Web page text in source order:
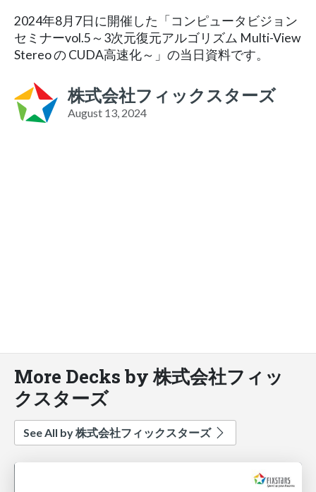
2024年8月7日に開催した「コンピュータビジョン
セミナーvol.5～3次元復元アルゴリズム Multi-View
Stereo の CUDA高速化～」の当日資料です。
株式会社フィックスターズ
August 13, 2024
More Decks by 株式会社フィッ
クスターズ
See All by 株式会社フィックスターズ